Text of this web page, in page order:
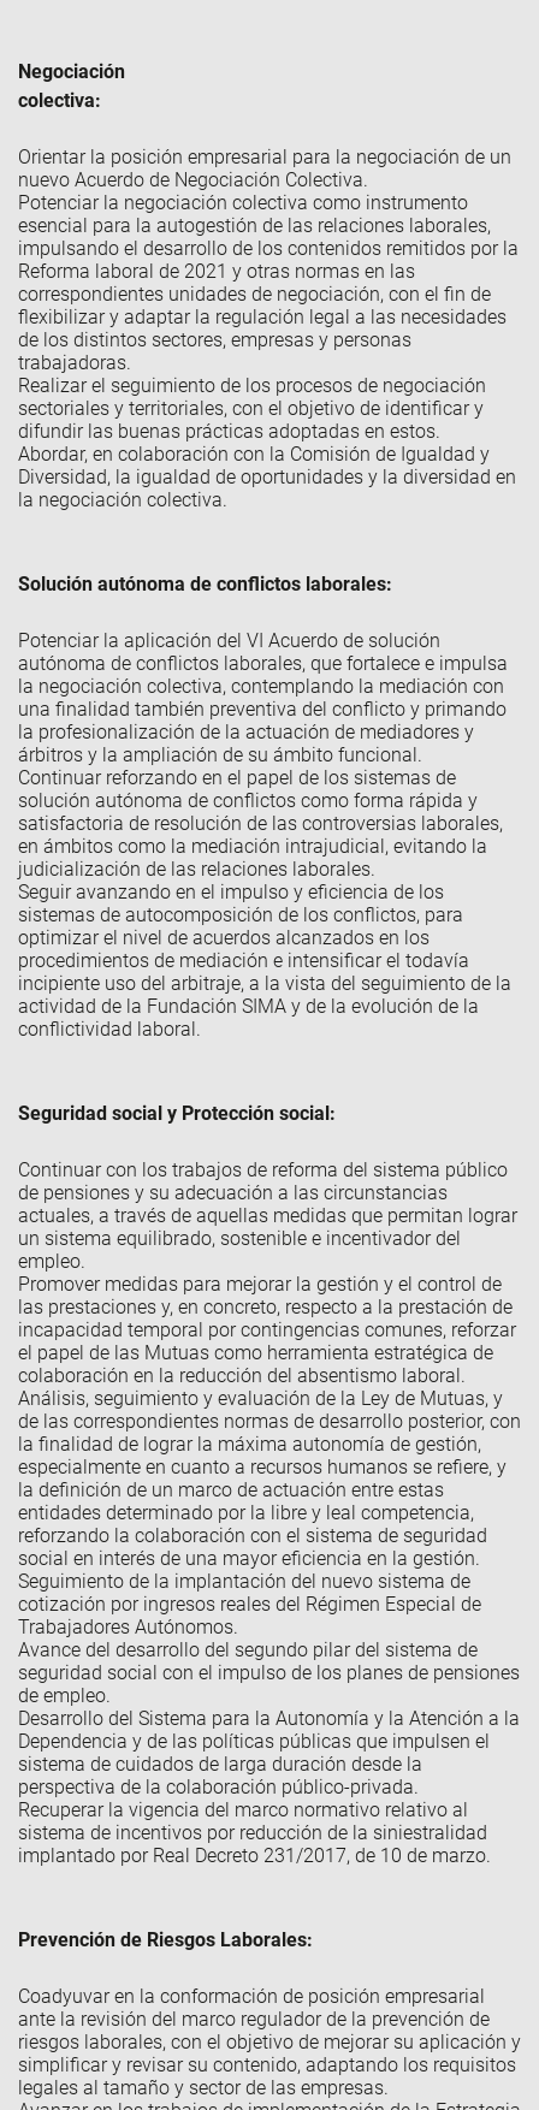
Negociación
colectiva
Orientar la posición empresarial para la negociación de un
nuevo Acuerdo de Negociación Colectiva.
Potenciar la negociación colectiva como instrumento
esencial para la autogestión de las relaciones laborales,
impulsando el desarrollo de los contenidos remitidos por la
Reforma laboral de 2021 y otras normas en las
correspondientes unidades de negociación, con el fin de
flexibilizar y adaptar la regulación legal a las necesidades
de los distintos sectores, empresas y personas
trabajadoras.
Realizar el seguimiento de los procesos de negociación
sectoriales y territoriales, con el objetivo de identificar y
difundir las buenas prácticas adoptadas en estos.
Abordar, en colaboración con la Comisión de Igualdad y
Diversidad, la igualdad de oportunidades y la diversidad en
la negociación colectiva.
Solución autónoma de conflictos laborales:
Potenciar la aplicación del VI Acuerdo de solución
autónoma de conflictos laborales, que fortalece e impulsa
la negociación colectiva, contemplando la mediación con
una finalidad también preventiva del conflicto y primando
la profesionalización de la actuación de mediadores y
árbitros y la ampliación de su ámbito funcional.
Continuar reforzando en el papel de los sistemas de
solución autónoma de conflictos como forma rápida y
satisfactoria de resolución de las controversias laborales,
en ámbitos como la mediación intrajudicial, evitando la
judicialización de las relaciones laborales.
Seguir avanzando en el impulso y eficiencia de los
sistemas de autocomposición de los conflictos, para
optimizar el nivel de acuerdos alcanzados en los
procedimientos de mediación e intensificar el todavía
incipiente uso del arbitraje, a la vista del seguimiento de la
actividad de la Fundación SIMA y de la evolución de la
conflictividad laboral.
Seguridad social y Protección social:
Continuar con los trabajos de reforma del sistema público
de pensiones y su adecuación a las circunstancias
actuales, a través de aquellas medidas que permitan lograr
un sistema equilibrado, sostenible e incentivador del
empleo.
Promover medidas para mejorar la gestión y el control de
las prestaciones y, en concreto, respecto a la prestación de
incapacidad temporal por contingencias comunes, reforzar
el papel de las Mutuas como herramienta estratégica de
colaboración en la reducción del absentismo laboral.
Análisis, seguimiento y evaluación de la Ley de Mutuas, y
de las correspondientes normas de desarrollo posterior, con
la finalidad de lograr la máxima autonomía de gestión,
especialmente en cuanto a recursos humanos se refiere, y
la definición de un marco de actuación entre estas
entidades determinado por la libre y leal competencia,
reforzando la colaboración con el sistema de seguridad
social en interés de una mayor eficiencia en la gestión.
Seguimiento de la implantación del nuevo sistema de
cotización por ingresos reales del Régimen Especial de
Trabajadores Autónomos.
Avance del desarrollo del segundo pilar del sistema de
seguridad social con el impulso de los planes de pensiones
de empleo.
Desarrollo del Sistema para la Autonomía y la Atención a la
Dependencia y de las políticas públicas que impulsen el
sistema de cuidados de larga duración desde la
perspectiva de la colaboración público-privada.
Recuperar la vigencia del marco normativo relativo al
sistema de incentivos por reducción de la siniestralidad
implantado por Real Decreto 231/2017, de 10 de marzo.
Prevención de Riesgos Laborales:
Coadyuvar en la conformación de posición empresarial
ante la revisión del marco regulador de la prevención de
riesgos laborales, con el objetivo de mejorar su aplicación y
simplificar y revisar su contenido, adaptando los requisitos
legales al tamaño y sector de las empresas.